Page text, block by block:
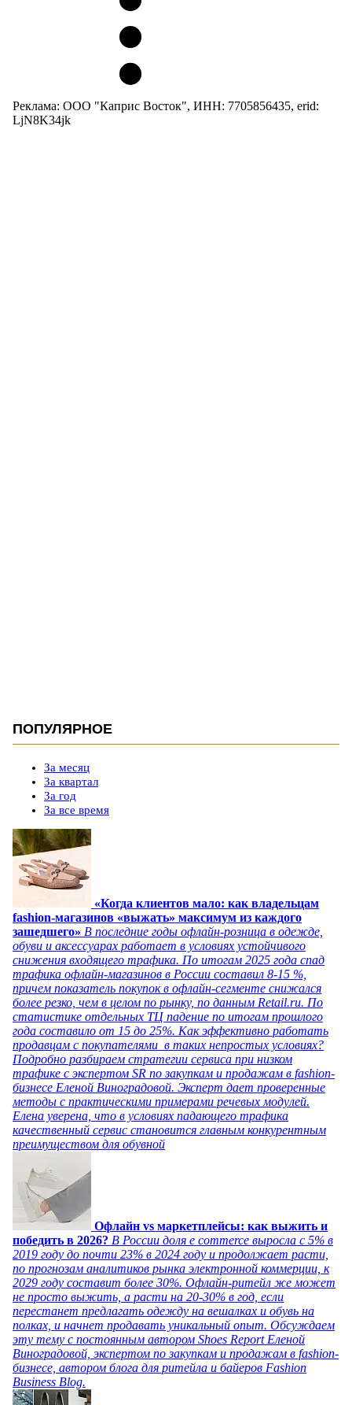
Реклама: ООО "Каприс Восток", ИНН: 7705856435, erid:
LjN8K34jk
ПОПУЛЯРНОЕ
За месяц
За квартал
За год
За все время
«Когда клиентов мало: как владельцам
fashion-магазинов «выжать» максимум из каждого
зашедшего» В последние годы офлайн-розница в одежде,
обуви и аксессуарах работает в условиях устойчивого
снижения входящего трафика. По итогам 2025 года спад
трафика офлайн-магазинов в России составил 8-15 %,
причем показатель покупок в офлайн-сегменте снижался
более резко, чем в целом по рынку, по данным Retail.ru. По
статистике отдельных ТЦ падение по итогам прошлого
года составило от 15 до 25%. Как эффективно работать
продавцам с покупателями в таких непростых условиях?
Подробно разбираем стратегии сервиса при низком
трафике с экспертом SR по закупкам и продажам в fashion-
бизнесе Еленой Виноградовой. Эксперт дает проверенные
методы с практическими примерами речевых модулей.
Елена уверена, что в условиях падающего трафика
качественный сервис становится главным конкурентным
преимуществом для обувной
Офлайн vs маркетплейсы: как выжить и
победить в 2026? В России доля e commerce выросла с 5% в
2019 году до почти 23% в 2024 году и продолжает расти,
по прогнозам аналитиков рынка электронной коммерции, к
2029 году составит более 30%. Офлайн-ритейл же может
не просто выжить, а расти на 20-30% в год, если
перестанет предлагать одежду на вешалках и обувь на
полках, и начнет продавать уникальный опыт. Обсуждаем
эту тему с постоянным автором Shoes Report Еленой
Виноградовой, экспертом по закупкам и продажам в fashion-
бизнесе, автором блога для ритейла и байеров Fashion
Business Blog.